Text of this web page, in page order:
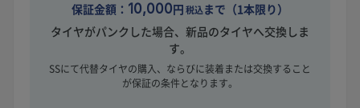
保証金額： 10,000円税込まで（1本限り）
タイヤがパンクした場合、新品のタイヤへ交換しま
す。
SSにて代替タイヤの購入、ならびに装着または交換すること
が保証の条件となります。